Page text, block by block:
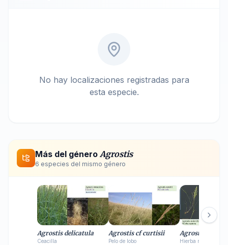
No hay localizaciones registradas para
esta especie.
Más del género Agrostis
6 especies del mismo género
Agrostis delicatula
Ceacilla
Agrostis cf curtisii
Pelo de lobo
Agrostis
Hierba rastrera